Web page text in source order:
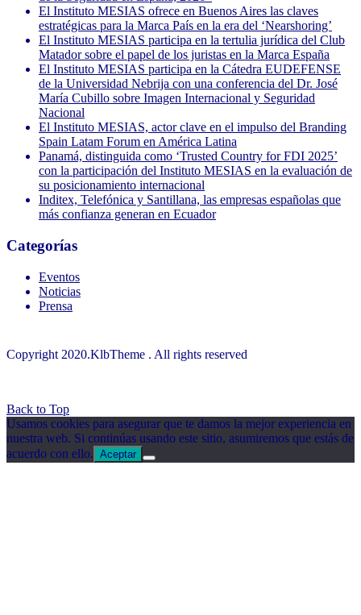
El Instituto MESIAS ofrece en Buenos Aires las claves
estratégicas para la Marca País en la era del ‘Nearshoring’
El Instituto MESIAS participa en la tertulia jurídica del Club
Matador sobre el papel de los juristas en la Marca España
El Instituto MESIAS participa en la Cátedra EUDEFENSE
de la Universidad Nebrija con una conferencia del Dr. José
María Cubillo sobre Imagen Internacional y Seguridad
Nacional
El Instituto MESIAS, actor clave en el impulso del Branding
Spain Latam Forum en América Latina
Panamá, distinguida como ‘Trusted Country for FDI 2025’
con la participación del Instituto MESIAS en la evaluación de
su posicionamiento internacional
Inditex, Telefónica y Santillana, las empresas españolas que
más confianza generan en Ecuador
Categorías
Eventos
Noticias
Prensa
Copyright 2020.KlbTheme . All rights reserved
Back to Top
Usamos cookies para asegurar que te damos la mejor experiencia en
nuestra web. Si continúas usando este sitio, asumiremos que estás de
acuerdo con ello. Aceptar